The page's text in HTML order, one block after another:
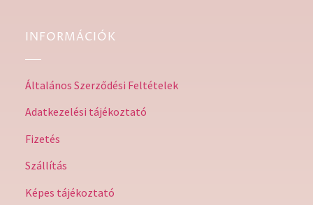
INFORMÁCIÓK
Általános Szerződési Feltételek
Adatkezelési tájékoztató
Fizetés
Szállítás
Képes tájékoztató